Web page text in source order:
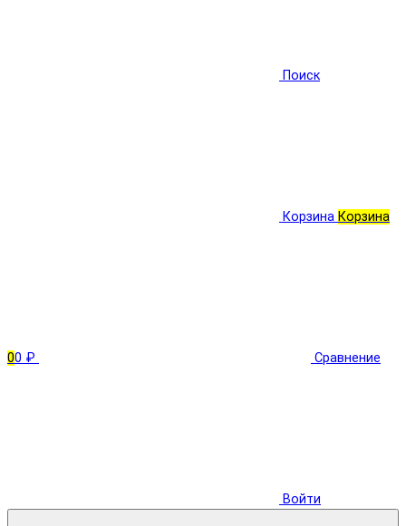
Поиск
Корзина Корзина
00 ₽ Сравнение
Войти